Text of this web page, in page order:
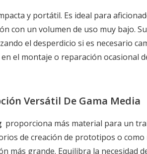
y portátil. Es ideal para
con un volumen de uso muy bajo. Su
el desperdicio si es necesario
el montaje o reparación ocasional
Versátil De Gama Media
proporciona más material para un
de creación de prototipos o
más grande. Equilibra la necesidad